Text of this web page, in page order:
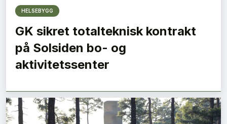
HELSEBYGG
GK sikret totalteknisk kontrakt
på Solsiden bo- og
aktivitetssenter